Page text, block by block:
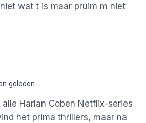
wat t is maar pruim m niet
geleden
alle Harlan Coben Netflix-series
het prima thrillers, maar na